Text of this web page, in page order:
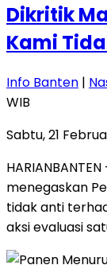
Dikritik
Kami
Info Banten |
WIB
Sabtu, 21
menegaskan
tidak anti
aksi evaluasi